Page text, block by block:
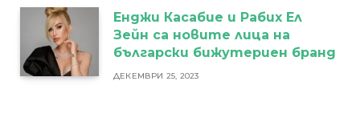
Енджи Касабие и Рабих Ел
Зейн са новите лица на
български бижутериен бранд
ДЕКЕМВРИ 25, 2023